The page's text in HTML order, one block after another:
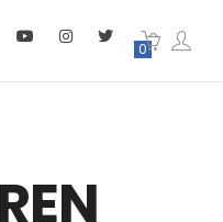
0